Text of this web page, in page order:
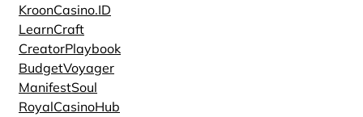
KroonCasino.ID
LearnCraft
CreatorPlaybook
BudgetVoyager
ManifestSoul
RoyalCasinoHub